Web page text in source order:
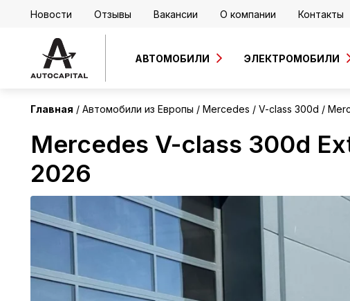
Новости Отзывы Вакансии О компании Контакты
АВТОМОБИЛИ ЭЛЕКТРОМОБИЛИ
Главная Автомобили из Европы Mercedes V-class 300d
Mercedes V-class 300d
2026
Европа